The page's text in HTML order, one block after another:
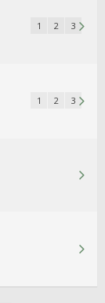
1 2 3
1 2 3